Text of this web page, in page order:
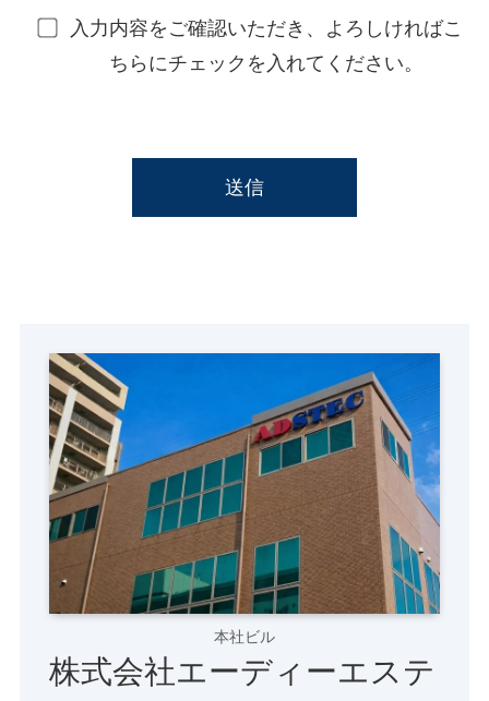
入力内容をご確認いただき、よろしければこ
ちらにチェックを入れてください。
このフィールドは空のままにしてください。
本社ビル
株式会社エーディーエステ